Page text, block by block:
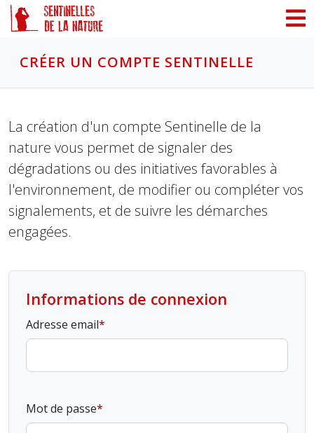
CRÉER UN COMPTE SENTINELLE
La création d'un compte Sentinelle de la
nature vous permet de signaler des
dégradations ou des initiatives favorables à
l'environnement, de modifier ou compléter vos
signalements, et de suivre les démarches
engagées.
Informations de connexion
Adresse email
Mot de passe
Panneau de gestion des cookies